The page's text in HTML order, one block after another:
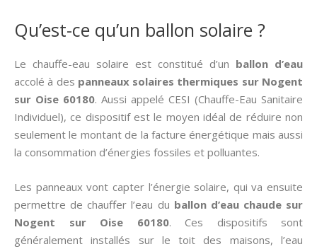
Qu’est-ce qu’un ballon solaire ?
Le chauffe-eau solaire est constitué d’un ballon d’eau
accolé à des panneaux solaires thermiques sur Nogent
sur Oise 60180. Aussi appelé CESI (Chauffe-Eau Sanitaire
Individuel), ce dispositif est le moyen idéal de réduire non
seulement le montant de la facture énergétique mais aussi
la consommation d’énergies fossiles et polluantes.
Les panneaux vont capter l’énergie solaire, qui va ensuite
permettre de chauffer l’eau du ballon d’eau chaude sur
Nogent sur Oise 60180. Ces dispositifs sont
généralement installés sur le toit des maisons, l’eau